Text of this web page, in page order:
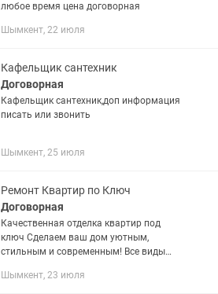
любое время цена договорная
Шымкент, 22 июля
Кафельщик сантехник
Договорная
Кафельщик сантехник,доп информация
писать или звонить
Шымкент, 25 июля
Ремонт Квартир по Ключ
Договорная
Качественная отделка квартир под
ключ Сделаем ваш дом уютным,
стильным и современным! Все виды
шпаклёвка - Покраска стен и потолков -
Шымкент, 23 июля